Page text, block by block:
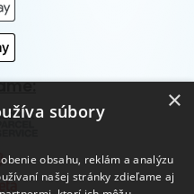
×
súbory
obsahu, reklám a analýzu
našej stránky zdieľame aj